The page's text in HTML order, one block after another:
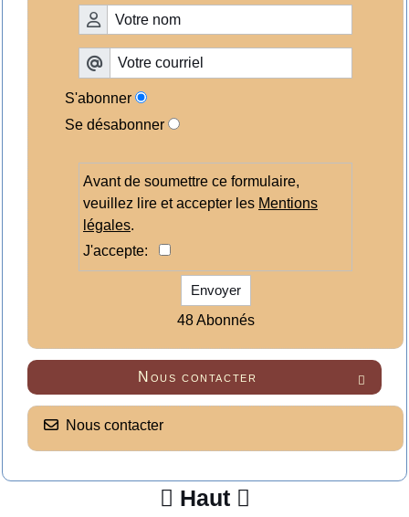
S'abonner
Se désabonner
Avant de soumettre ce formulaire,
veuillez lire et accepter les Mentions
légales.
J'accepte:
Envoyer
48 Abonnés

Nous contacter
Nous contacter
 Haut 